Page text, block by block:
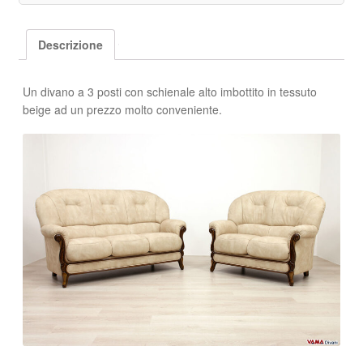
Descrizione
Un divano a 3 posti con schienale alto imbottito in tessuto
beige ad un prezzo molto conveniente.